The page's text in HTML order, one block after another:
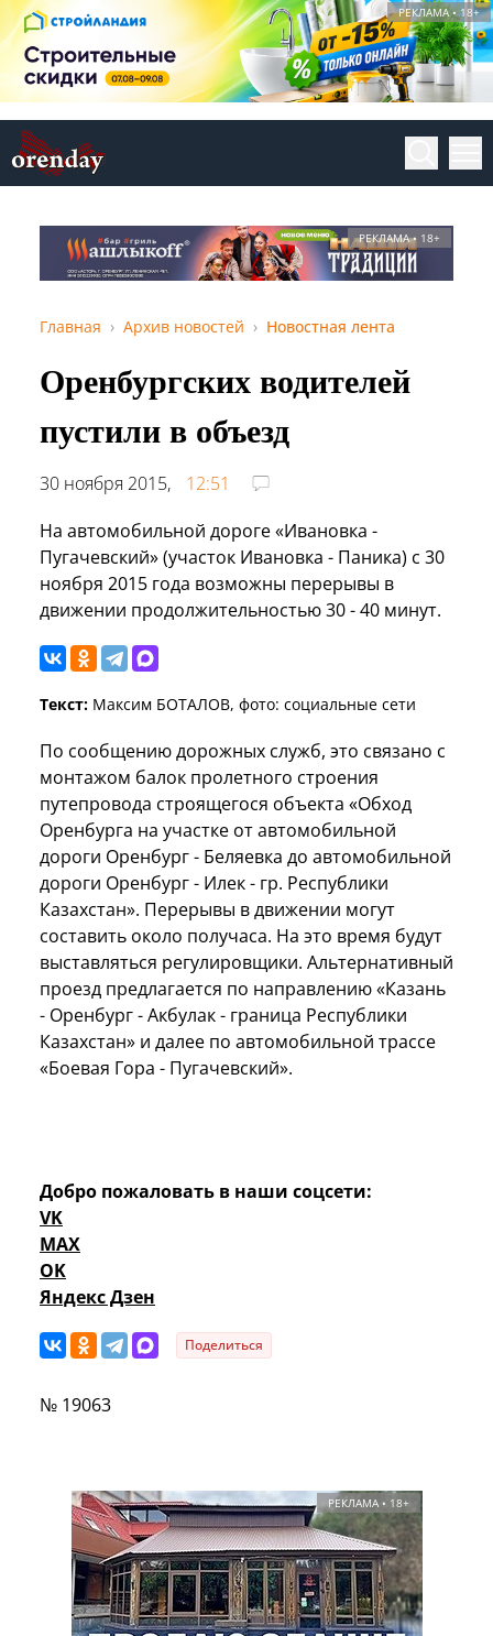
РЕКЛАМА • 18+
РЕКЛАМА • 18+
Главная Архив новостей Новостная лента
Оренбургских водителей
пустили в объезд
30 ноября 2015,
12:51
На автомобильной дороге «Ивановка -
Пугачевский» (участок Ивановка - Паника) с 30
ноября 2015 года возможны перерывы в
движении продолжительностью 30 - 40 минут.
Текст: Максим БОТАЛОВ, фото: социальные сети
По сообщению дорожных служб, это связано с
монтажом балок пролетного строения
путепровода строящегося объекта «Обход
Оренбурга на участке от автомобильной
дороги Оренбург - Беляевка до автомобильной
дороги Оренбург - Илек - гр. Республики
Казахстан». Перерывы в движении могут
составить около получаса. На это время будут
выставляться регулировщики. Альтернативный
проезд предлагается по направлению «Казань
- Оренбург - Акбулак - граница Республики
Казахстан» и далее по автомобильной трассе
«Боевая Гора - Пугачевский».
Добро пожаловать в наши соцсети:
VK
MAX
OK
Яндекс Дзен
Поделиться
№ 19063
РЕКЛАМА • 18+